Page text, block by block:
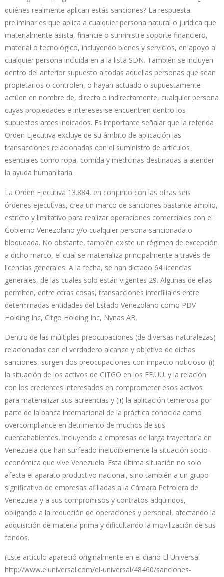
quiénes realmente aplican estás sanciones? La respuesta
preliminar es que aplica a cualquier persona natural o jurídica que
materialmente asista, financie o suministre soporte financiero,
material o tecnológico, incluyendo bienes y servicios, en apoyo a
cualquier persona incluida en a la lista SDN. También se incluyen
dentro del anterior supuesto a todas aquellas personas que sean
propietarios o controlen, o hayan actuado o supuestamente
actúen en nombre de, directa o indirectamente, cualquier persona
cuyas propiedades e intereses se encuentren dentro los
supuestos antes indicados. Es importante señalar que la referida
Orden Ejecutiva excluye de su ámbito de aplicación las
transacciones relacionadas con el suministro de artículos
esenciales como ropa, comida y medicinas destinadas a atender
la ayuda humanitaria.
La Orden Ejecutiva 13.884, en conjunto con las otras seis
órdenes ejecutivas, crea un marco de sanciones bastante amplio,
estricto y limitativo para realizar operaciones comerciales con el
Gobierno Venezolano y/o cualquier persona sancionada o
bloqueada. No obstante, también existe un régimen de excepción
a dicho marco, el cual se materializa principalmente a través de
licencias generales. A la fecha, se han dictado 64 licencias
generales, de las cuales solo están vigentes 29. Algunas de ellas
permiten, entre otras cosas, transacciones interfiliales entre
determinadas entidades del Estado Venezolano como PDV
Holding Inc, Citgo Holding Inc, Nynas AB.
Dentro de las múltiples preocupaciones (de diversas naturalezas)
relacionadas con el verdadero alcance y objetivo de dichas
sanciones, surgen dos preocupaciones con impacto noticioso: (i)
la situación de los activos de CITGO en los EE.UU. y la relación
con los crecientes interesados en comprometer esos activos
para materializar sus acreencias y (ii) la aplicación temerosa por
parte de la banca internacional de la práctica conocida como
overcompliance en detrimento de muchos de sus
cuentahabientes, incluyendo a empresas de larga trayectoria en
Venezuela que han surfeado ineludiblemente la situación socio-
económica que vive Venezuela. Esta última situación no solo
afecta el aparato productivo nacional, sino también a un grupo
significativo de empresas afiliadas a la Cámara Petrolera de
Venezuela y a sus compromisos y contratos adquiridos,
obligando a la reducción de operaciones y personal, afectando la
adquisición de materia prima y dificultando la movilización de sus
fondos.
(Este artículo apareció originalmente en el diario El Universal
http://www.eluniversal.com/el-universal/48460/sanciones-